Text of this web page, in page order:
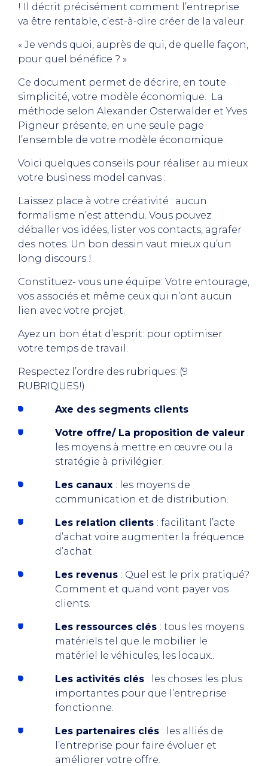
! Il décrit précisément comment l’entreprise
va être rentable, c’est-à-dire créer de la valeur.
« Je vends quoi, auprès de qui, de quelle façon,
pour quel bénéfice ? »
Ce document permet de décrire, en toute
simplicité, votre modèle économique. La
méthode selon Alexander Osterwalder et Yves
Pigneur présente, en une seule page
l’ensemble de votre modèle économique.
Voici quelques conseils pour réaliser au mieux
votre business model canvas :
Laissez place à votre créativité : aucun
formalisme n’est attendu. Vous pouvez
déballer vos idées, lister vos contacts, agrafer
des notes. Un bon dessin vaut mieux qu’un
long discours !
Constituez- vous une équipe: Votre entourage,
vos associés et même ceux qui n’ont aucun
lien avec votre projet.
Ayez un bon état d’esprit: pour optimiser
votre temps de travail.
Respectez l’ordre des rubriques: (9
RUBRIQUES!)
Axe des segments clients
Votre offre/ La proposition de valeur :
les moyens à mettre en œuvre ou la
stratégie à privilégier.
Les canaux : les moyens de
communication et de distribution.
Les relation clients : facilitant l’acte
d’achat voire augmenter la fréquence
d’achat.
Les revenus : Quel est le prix pratiqué?
Comment et quand vont payer vos
clients.
Les ressources clés : tous les moyens
matériels tel que le mobilier le
matériel le véhicules, les locaux..
Les activités clés : les choses les plus
importantes pour que l’entreprise
fonctionne.
Les partenaires clés : les alliés de
l’entreprise pour faire évoluer et
améliorer votre offre.